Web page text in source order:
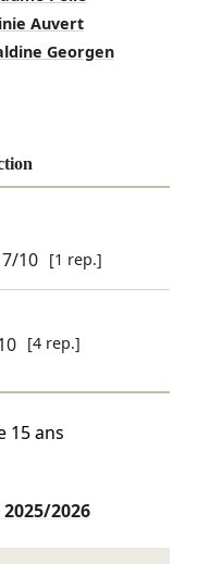
Auvert
Georgen
10 [1 rep.]
[4 rep.]
15 ans
2025/2026